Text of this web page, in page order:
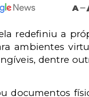
A
redefiniu a
ambientes
dentre
documentos